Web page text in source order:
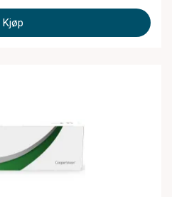
Kjøp